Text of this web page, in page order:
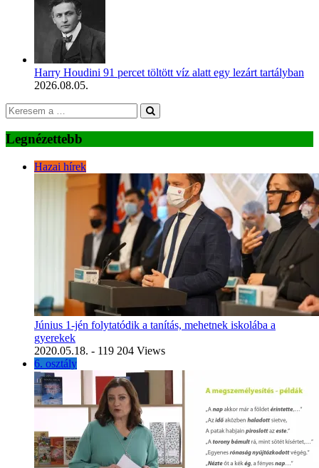
Harry Houdini 91 percet töltött víz alatt egy lezárt tartályban
2026.08.05.
Legnézettebb
Hazai hírek
Június 1-jén folytatódik a tanítás, mehetnek iskolába a
gyerekek
2020.05.18. - 119 204 Views
6. osztály